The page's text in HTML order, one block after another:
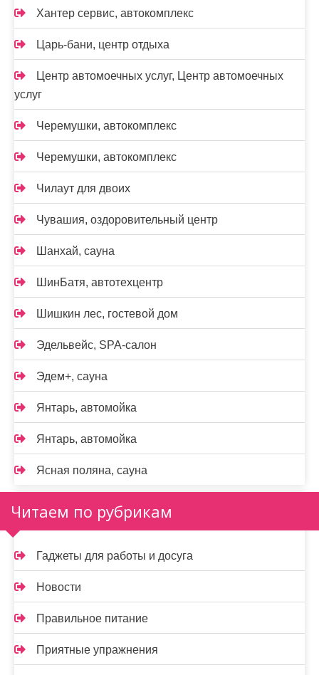
Хантер сервис, автокомплекс
Царь-бани, центр отдыха
Центр автомоечных услуг, Центр автомоечных
услуг
Черемушки, автокомплекс
Черемушки, автокомплекс
Чилаут для двоих
Чувашия, оздоровительный центр
Шанхай, сауна
ШинБатя, автотехцентр
Шишкин лес, гостевой дом
Эдельвейс, SPA-салон
Эдем+, сауна
Янтарь, автомойка
Янтарь, автомойка
Ясная поляна, сауна
Читаем по рубрикам
Гаджеты для работы и досуга
Новости
Правильное питание
Приятные упражнения